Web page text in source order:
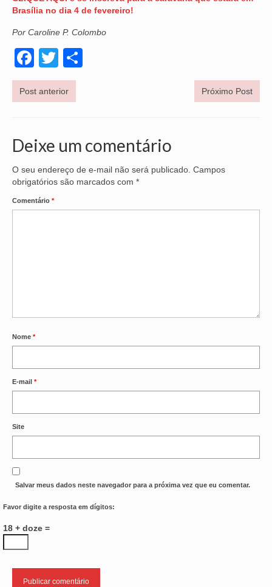
Brasília no dia 4 de fevereiro!
Por Caroline P. Colombo
Facebook
Twitter
Post anterior Próximo Post
Deixe um comentário
O seu endereço de e-mail não será publicado. Campos
obrigatórios são marcados com *
Comentário *
Nome *
E-mail *
Site
Salvar meus dados neste navegador para a próxima vez que eu comentar.
Favor digite a resposta em dígitos:
18 + doze =